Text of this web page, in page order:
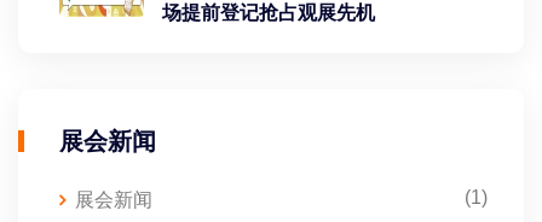
场提前登记抢占观展先机
展会新闻
展会新闻 (1)